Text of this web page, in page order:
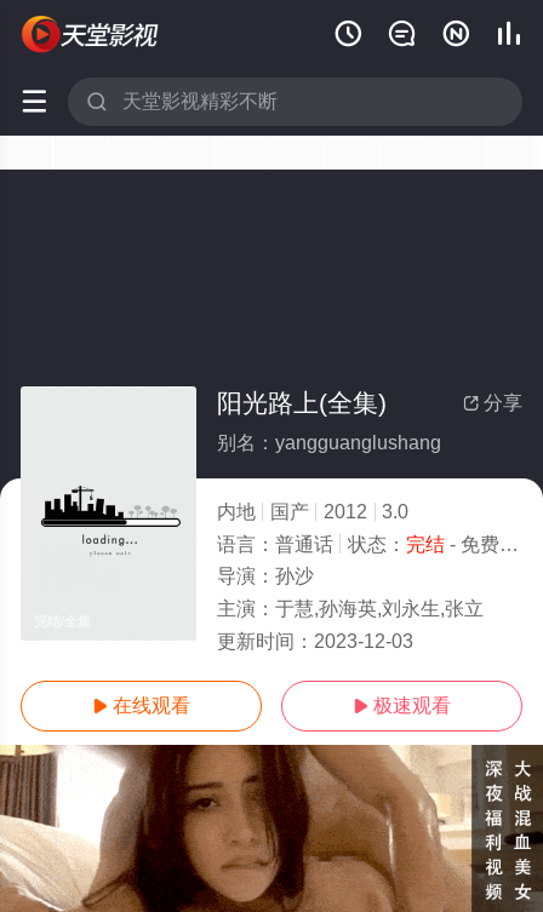
   
 
 分享
阳光路上(全集)
别名：yangguanglushang
内地 国产 2012
3.0
语言： 普通话 状态： 完结- 免费在线观看
导演： 孙沙
主演： 于慧,孙海英,刘永生,张立
更新时间： 2023-12-03
 在线观看  极速观看